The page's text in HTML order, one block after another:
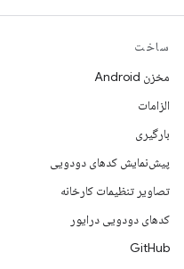
ساخت
مخزن Android
الزامات
بارگیری
پیش‌نمایش کدهای دودویی
تصاویر تنظیمات کارخانه
کدهای دودویی درایور
GitHub